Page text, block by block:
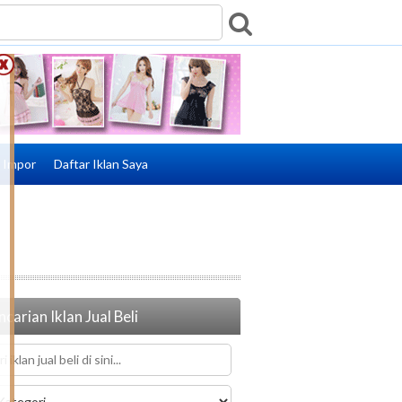
Impor Daftar Iklan Saya
Iklan Jual Beli